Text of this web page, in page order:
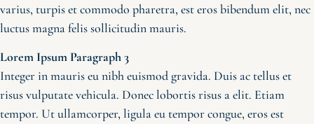
varius, turpis et commodo pharetra, est eros bibendum elit, nec
luctus magna felis sollicitudin mauris.
Lorem Ipsum Paragraph 3
Integer in mauris eu nibh euismod gravida. Duis ac tellus et
risus vulputate vehicula. Donec lobortis risus a elit. Etiam
tempor. Ut ullamcorper, ligula eu tempor congue, eros est